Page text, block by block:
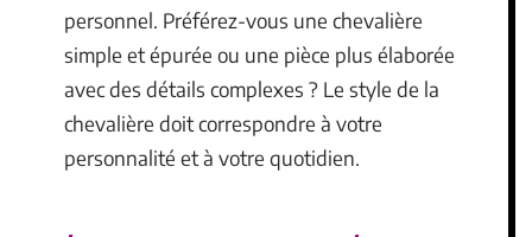
personnel. Préférez-vous une chevalière
simple et épurée ou une pièce plus élaborée
avec des détails complexes ? Le style de la
chevalière doit correspondre à votre
personnalité et à votre quotidien.